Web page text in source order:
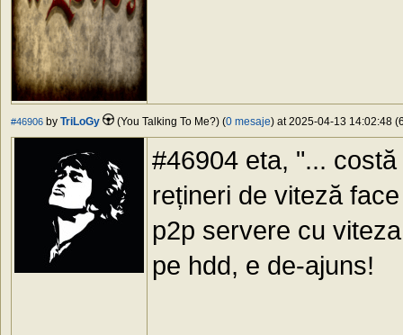
#46906 by TriLoGy (You Talking To Me?) (0 mesaje) at 2025-04-13 14:02:48
#46904 eta, "...
rețineri de viteză
p2p servere cu
pe hdd, e de-ajuns!